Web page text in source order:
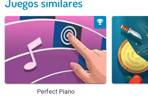
Perfect Piano